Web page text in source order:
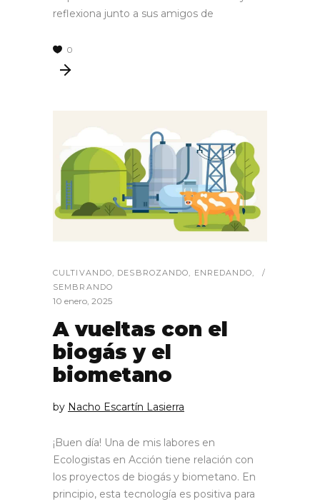
reflexiona junto a sus amigos de
0
CULTIVANDO, DESBROZANDO, ENREDANDO,
SEMBRANDO
10 enero, 2025
A vueltas con el
biogás y el
biometano
by Nacho Escartín Lasierra
¡Buen día! Una de mis labores en
Ecologistas en Acción tiene relación con
los proyectos de biogás y biometano. En
principio, esta tecnología es positiva para